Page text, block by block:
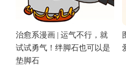
治愈系漫画 | 运气不行，就
试试勇气！绊脚石也可以是
垫脚石